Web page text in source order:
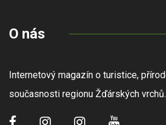
O nás
Internetový magazín o turistice,
současnosti regionu Žďárských vrchů.